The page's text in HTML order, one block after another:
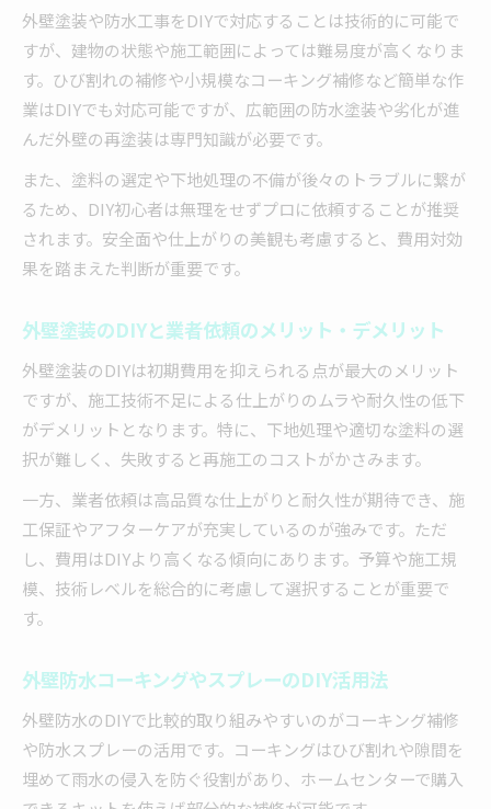
外壁塗装や防水工事をDIYで対応することは技術的に可能で
すが、建物の状態や施工範囲によっては難易度が高くなりま
す。ひび割れの補修や小規模なコーキング補修など簡単な作
業はDIYでも対応可能ですが、広範囲の防水塗装や劣化が進
んだ外壁の再塗装は専門知識が必要です。
また、塗料の選定や下地処理の不備が後々のトラブルに繋が
るため、DIY初心者は無理をせずプロに依頼することが推奨
されます。安全面や仕上がりの美観も考慮すると、費用対効
果を踏まえた判断が重要です。
外壁塗装のDIYと業者依頼のメリット・デメリット
外壁塗装のDIYは初期費用を抑えられる点が最大のメリット
ですが、施工技術不足による仕上がりのムラや耐久性の低下
がデメリットとなります。特に、下地処理や適切な塗料の選
択が難しく、失敗すると再施工のコストがかさみます。
一方、業者依頼は高品質な仕上がりと耐久性が期待でき、施
工保証やアフターケアが充実しているのが強みです。ただ
し、費用はDIYより高くなる傾向にあります。予算や施工規
模、技術レベルを総合的に考慮して選択することが重要で
す。
外壁防水コーキングやスプレーのDIY活用法
外壁防水のDIYで比較的取り組みやすいのがコーキング補修
や防水スプレーの活用です。コーキングはひび割れや隙間を
埋めて雨水の侵入を防ぐ役割があり、ホームセンターで購入